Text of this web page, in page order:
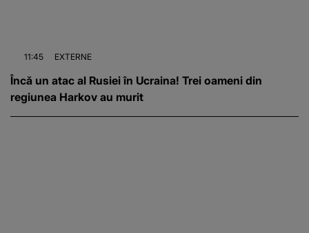
11:45 EXTERNE
Încă un atac al Rusiei în Ucraina! Trei oameni din
regiunea Harkov au murit